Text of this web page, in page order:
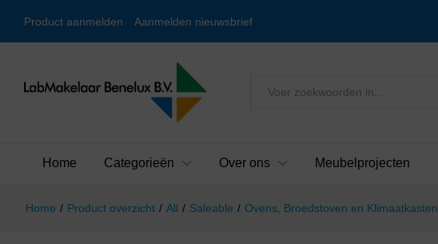
Product aanmelden Aanmelden nieuwsbrief
Alles
Home Categorieën Over ons Meubelprojecten
Home / Product overzicht / All / Saleable / Ovens, Broedstoven en Klimaatkasten